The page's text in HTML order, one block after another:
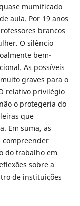
mumificado
aula. Por 19 anos
brancos
O silêncio
bem-
As possíveis
graves para o
relativo privilégio
o protegeria do
que
Em suma, as
compreender
do trabalho em
sobre a
de instituições